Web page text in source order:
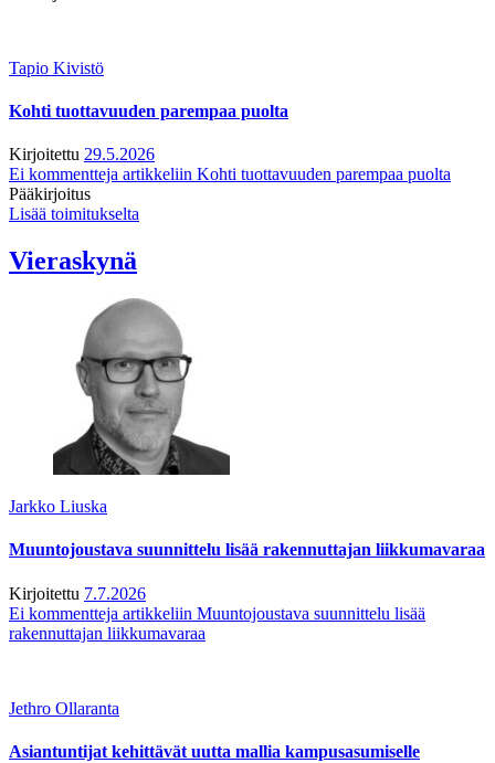
Tapio Kivistö
Kohti tuottavuuden parempaa puolta
Kirjoitettu 29.5.2026
Ei kommentteja artikkeliin Kohti tuottavuuden parempaa puolta
Pääkirjoitus
Lisää toimitukselta
Vieraskynä
Jarkko Liuska
Muuntojoustava suunnittelu lisää rakennuttajan liikkumavaraa
Kirjoitettu 7.7.2026
Ei kommentteja artikkeliin Muuntojoustava suunnittelu lisää
rakennuttajan liikkumavaraa
Jethro Ollaranta
Asiantuntijat kehittävät uutta mallia kampusasumiselle